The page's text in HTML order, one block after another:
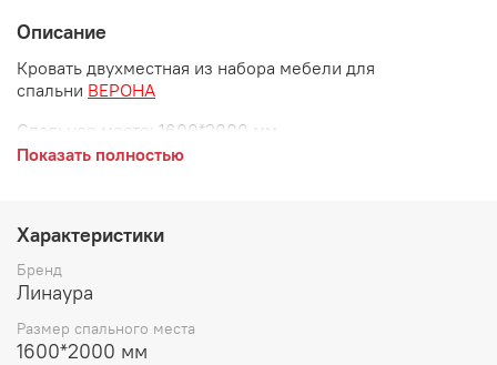
Описание
Кровать двухместная из набора мебели для
спальни ВЕРОНА
Спальное место: 1600*2000 мм
ширина 1664 мм
высота 1000 мм
Возможные расцветки:
Показать полностью
Характеристики
Бренд
Линаура
Размер спального места
1600*2000 мм